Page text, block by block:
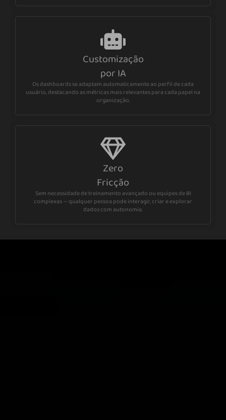
Customização
por IA
Os dashboards se adaptam automaticamente ao perfil de cada
usuário, destacando as métricas mais relevantes para cada papel na
organização.
Zero
Fricção
Sem necessidade de treinamento avançado ou equipes de BI
complexas — qualquer pessoa pode interagir, criar e explorar
dados com autonomia.